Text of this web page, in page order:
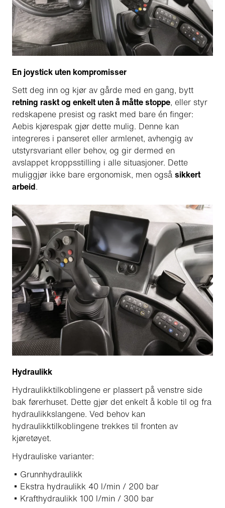
En joystick uten kompromisser
Sett deg inn og kjør av gårde med en gang, bytt
retning raskt og enkelt uten å måtte stoppe, eller styr
redskapene presist og raskt med bare én finger:
Aebis kjørespak gjør dette mulig. Denne kan
integreres i panseret eller armlenet, avhengig av
utstyrsvariant eller behov, og gir dermed en
avslappet kroppsstilling i alle situasjoner. Dette
muliggjør ikke bare ergonomisk, men også sikkert
arbeid.
Hydraulikk
Hydraulikktilkoblingene er plassert på venstre side
bak førerhuset. Dette gjør det enkelt å koble til og fra
hydraulikkslangene. Ved behov kan
hydraulikktilkoblingene trekkes til fronten av
kjøretøyet.
Hydrauliske varianter:
Grunnhydraulikk
Ekstra hydraulikk 40 l/min / 200 bar
Krafthydraulikk 100 l/min / 300 bar